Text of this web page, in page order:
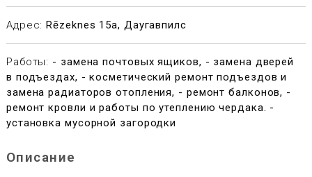
Адрес:Rēzeknes 15a, Даугавпилс
Работы: - замена почтовых ящиков, - замена дверей
в подъездах, - косметический ремонт подъездов и
замена радиаторов отопления, - ремонт балконов, -
ремонт кровли и работы по утеплению чердака. -
установка мусорной загородки
Описание